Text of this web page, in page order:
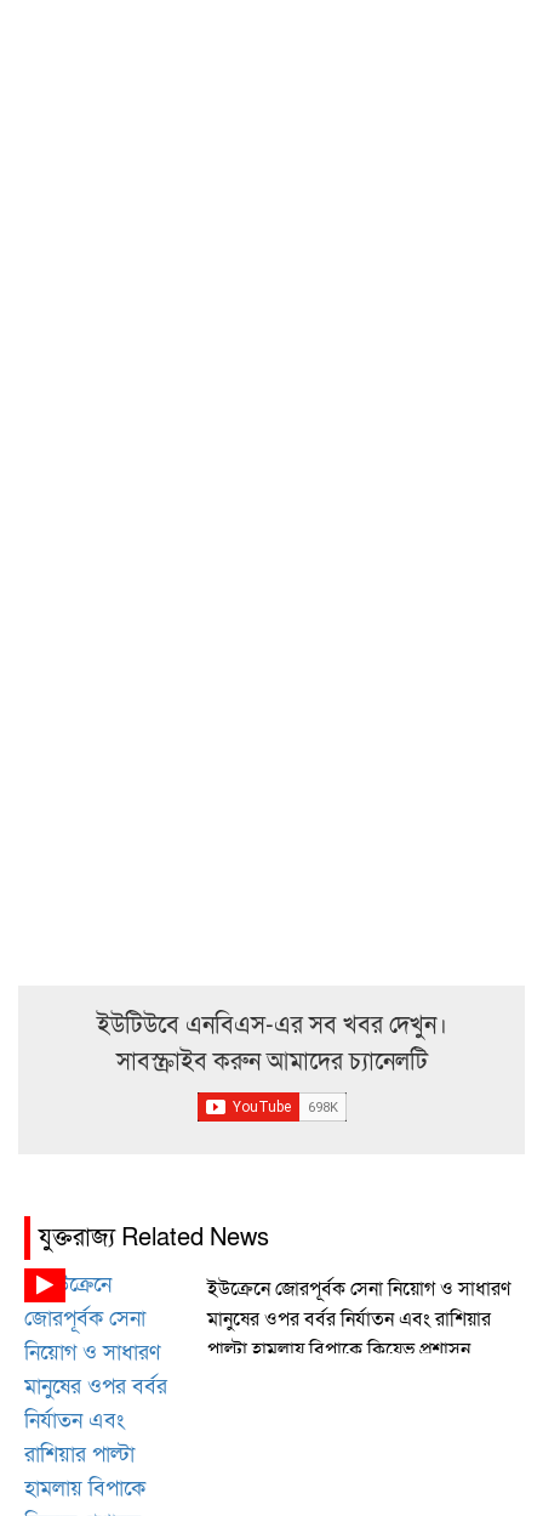
ইউটিউবে এনবিএস-এর সব খবর দেখুন।
সাবস্ক্রাইব করুন আমাদের চ্যানেলটি
যুক্তরাজ্য Related News
ইউক্রেনে জোরপূর্বক সেনা নিয়োগ ও সাধারণ
মানুষের ওপর বর্বর নির্যাতন এবং রাশিয়ার
পাল্টা হামলায় বিপাকে কিয়েভ প্রশাসন